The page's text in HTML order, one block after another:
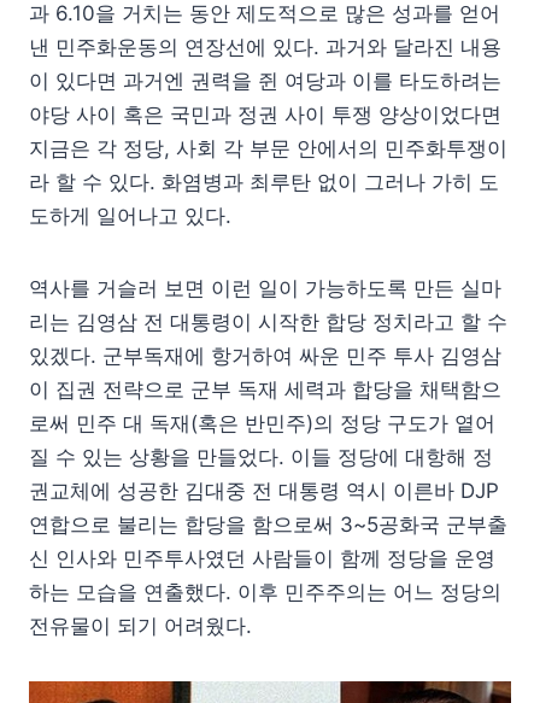
과 6.10을 거치는 동안 제도적으로 많은 성과를 얻어
낸 민주화운동의 연장선에 있다. 과거와 달라진 내용
이 있다면 과거엔 권력을 쥔 여당과 이를 타도하려는
야당 사이 혹은 국민과 정권 사이 투쟁 양상이었다면
지금은 각 정당, 사회 각 부문 안에서의 민주화투쟁이
라 할 수 있다. 화염병과 최루탄 없이 그러나 가히 도
도하게 일어나고 있다.
역사를 거슬러 보면 이런 일이 가능하도록 만든 실마
리는 김영삼 전 대통령이 시작한 합당 정치라고 할 수
있겠다. 군부독재에 항거하여 싸운 민주 투사 김영삼
이 집권 전략으로 군부 독재 세력과 합당을 채택함으
로써 민주 대 독재(혹은 반민주)의 정당 구도가 옅어
질 수 있는 상황을 만들었다. 이들 정당에 대항해 정
권교체에 성공한 김대중 전 대통령 역시 이른바 DJP
연합으로 불리는 합당을 함으로써 3~5공화국 군부출
신 인사와 민주투사였던 사람들이 함께 정당을 운영
하는 모습을 연출했다. 이후 민주주의는 어느 정당의
전유물이 되기 어려웠다.